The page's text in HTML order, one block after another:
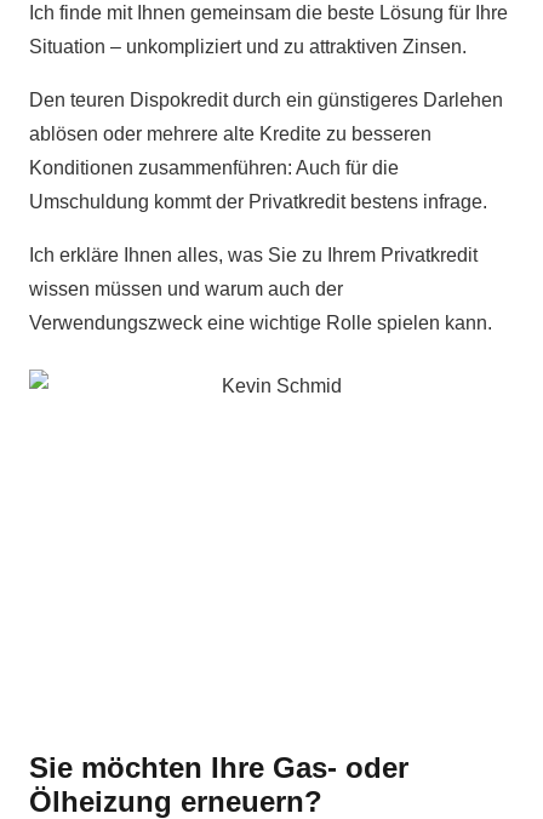
Ich finde mit Ihnen gemeinsam die beste Lösung für Ihre
Situation – unkompliziert und zu attraktiven Zinsen.
Den teuren Dispokredit durch ein günstigeres Darlehen
ablösen oder mehrere alte Kredite zu besseren
Konditionen zusammenführen: Auch für die
Umschuldung kommt der Privatkredit bestens infrage.
Ich erkläre Ihnen alles, was Sie zu Ihrem Privatkredit
wissen müssen und warum auch der
Verwendungszweck eine wichtige Rolle spielen kann.
Sie möchten Ihre Gas- oder
Ölheizung erneuern?